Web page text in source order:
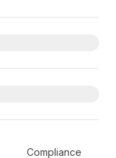
Compliance